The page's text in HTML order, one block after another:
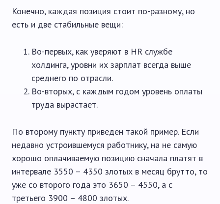
Конечно, каждая позиция стоит по-разному, но
есть и две стабильные вещи:
Во-первых, как уверяют в HR службе
холдинга, уровни их зарплат всегда выше
среднего по отрасли.
Во-вторых, с каждым годом уровень оплаты
труда вырастает.
По второму пункту приведен такой пример. Если
недавно устроившемуся работнику, на не самую
хорошо оплачиваемую позицию сначала платят в
интервале 3550 – 4350 злотых в месяц брутто, то
уже со второго года это 3650 – 4550, а с
третьего 3900 – 4800 злотых.